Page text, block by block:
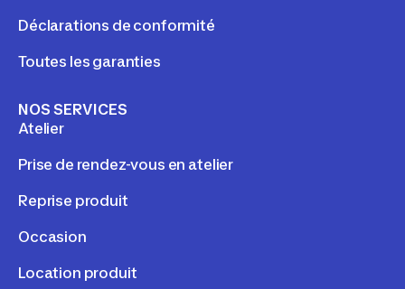
Déclarations de conformité
Toutes les garanties
NOS SERVICES
Atelier
Prise de rendez-vous en atelier
Reprise produit
Occasion
Location produit